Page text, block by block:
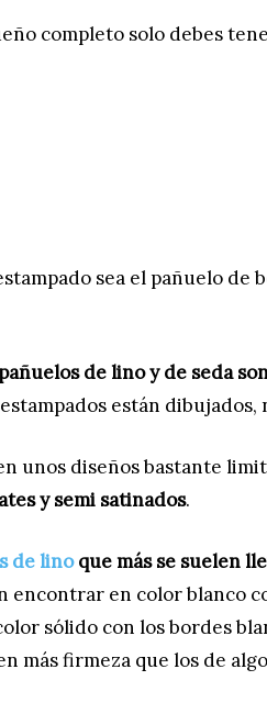
completo solo debes
sea el pañuelo de
de lino y de seda
están dibujados,
unos diseños bastante
y semi satinados.
de linoque más se suelen
encontrar en color blanco
sólido con los bordes
más firmeza que los de